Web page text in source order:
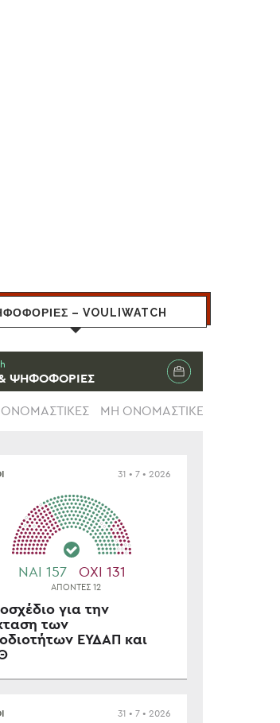
– VOULIWATCH